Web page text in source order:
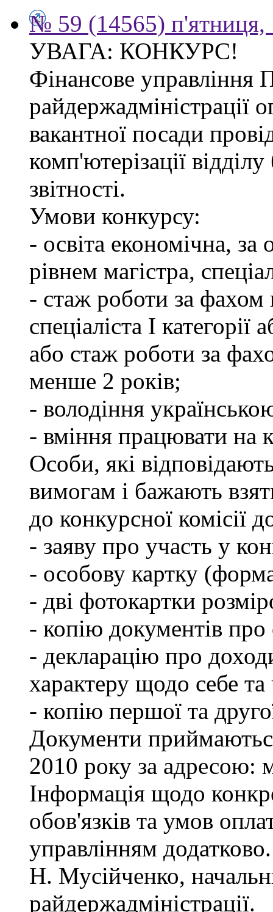
№ 59 (14565) п'ятниця,
УВАГА: КОНКУРС!
Фінансове управління
райдержадміністрації
вакантної посади
комп'ютерізації
звітності.
Умови конкурсу:
- освіта економічна, за
рівнем магістра,
- стаж роботи за фахом
спеціаліста І
або стаж роботи за
менше 2 років;
- володіння
- вміння працювати на
Особи, які
вимогам і бажають
до конкурсної комісії
- заяву про участь у
- особову картку
- дві фотокартки
- копію документів про
- декларацію про
характеру щодо себе та
- копію першої та
Документи
2010 року за адресою:
Інформація щодо
обов'язків та умов
управлінням додатково.
Н. Мусійченко,
райдержадміністрації.